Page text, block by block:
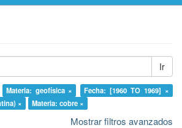
Ir
Materia: geofísica ×
Fecha: [1960 TO 1969] ×
×
Materia: cobre ×
Mostrar filtros avanzados